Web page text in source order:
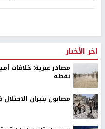
ارتفاع عدد الأسرى
تم النشر بتاريخ:2023-08-23 19:06
ارتفاع عدد الأسرى